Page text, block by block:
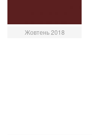
Жовтень 2018